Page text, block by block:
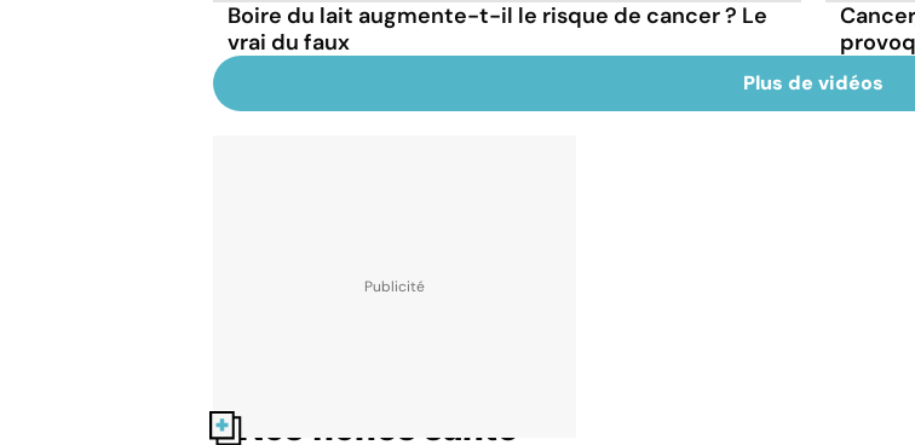
Boire du lait augmente-t-il le risque de cancer ? Le
vrai du faux
Plus de vidéos
Nos fiches santé